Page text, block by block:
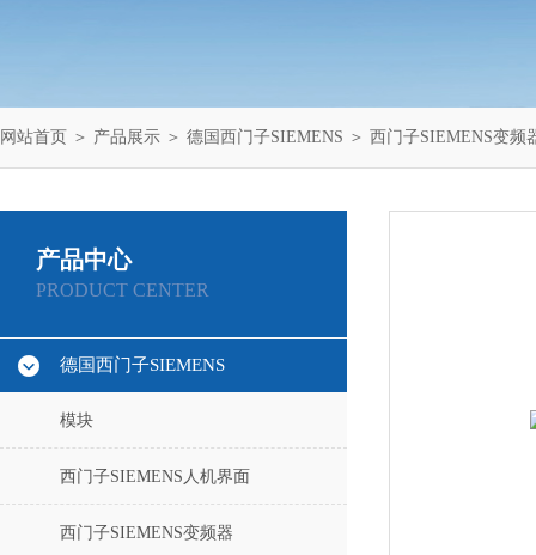
网站首页 ＞ 产品展示 ＞ 德国西门子SIEMENS ＞ 西门子SIEMENS变频
产品中心
PRODUCT CENTER
德国西门子SIEMENS
模块
西门子SIEMENS人机界面
西门子SIEMENS变频器